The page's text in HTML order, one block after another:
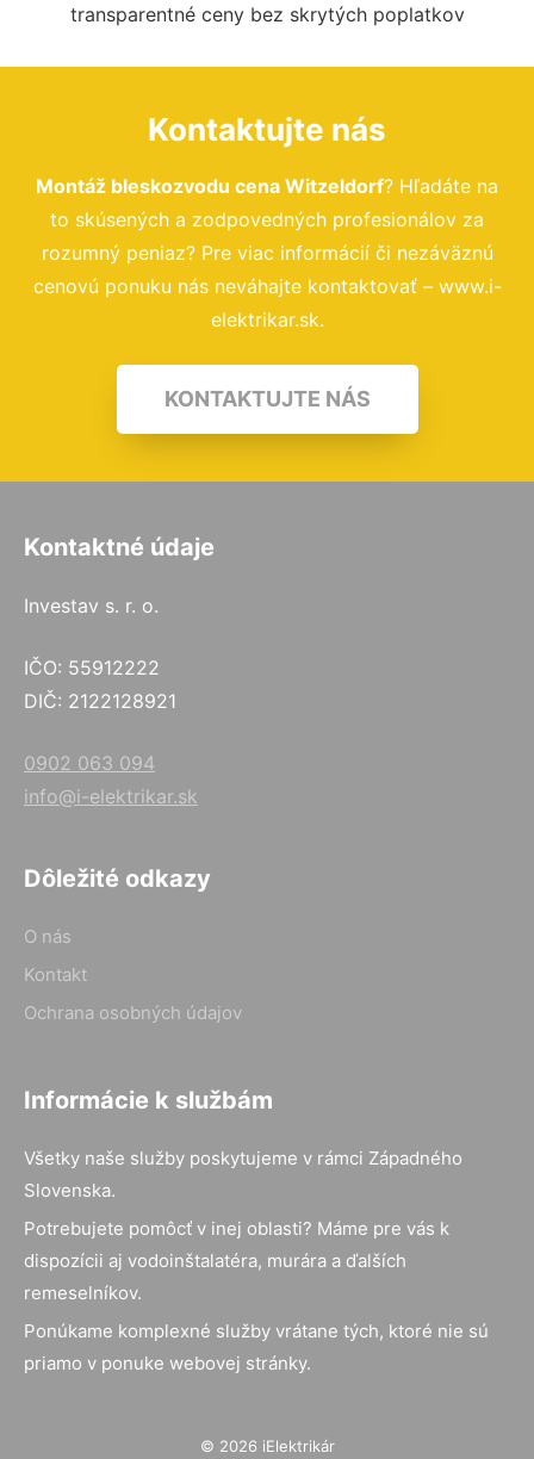
transparentné ceny bez skrytých poplatkov
Kontaktujte nás
Montáž bleskozvodu cena Witzeldorf? Hľadáte na
to skúsených a zodpovedných profesionálov za
rozumný peniaz? Pre viac informácií či nezáväznú
cenovú ponuku nás neváhajte kontaktovať – www.i-
elektrikar.sk.
KONTAKTUJTE NÁS
Kontaktné údaje
Investav s. r. o.
IČO: 55912222
DIČ: 2122128921
0902 063 094
info@i-elektrikar.sk
Dôležité odkazy
O nás
Kontakt
Ochrana osobných údajov
Informácie k službám
Všetky naše služby poskytujeme v rámci Západného
Slovenska.
Potrebujete pomôcť v inej oblasti? Máme pre vás k
dispozícii aj vodoinštalatéra, murára a ďalších
remeselníkov.
Ponúkame komplexné služby vrátane tých, ktoré nie sú
priamo v ponuke webovej stránky.
© 2026 iElektrikár